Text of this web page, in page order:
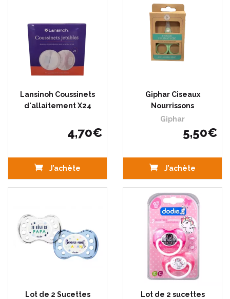
Lansinoh Coussinets
d'allaitement X24
4,70€
J’achète
Giphar Ciseaux
Nourrissons
Giphar
5,50€
J’achète
Lot de 2 Sucettes
Lot de 2 sucettes